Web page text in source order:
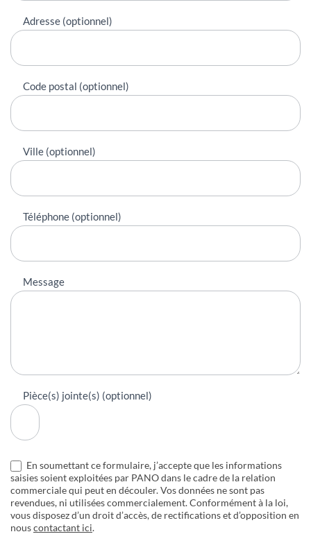
Adresse (optionnel)
Code postal (optionnel)
Ville (optionnel)
Téléphone (optionnel)
Message
Pièce(s) jointe(s) (optionnel)
En soumettant ce formulaire, j’accepte que les informations
saisies soient exploitées par PANO dans le cadre de la relation
commerciale qui peut en découler. Vos données ne sont pas
revendues, ni utilisées commercialement. Conformément à la loi,
vous disposez d’un droit d’accès, de rectifications et d’opposition en
nouscontactant ici.